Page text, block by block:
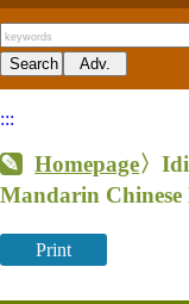
:::
Homepage〉
Mandarin Chinese
Print